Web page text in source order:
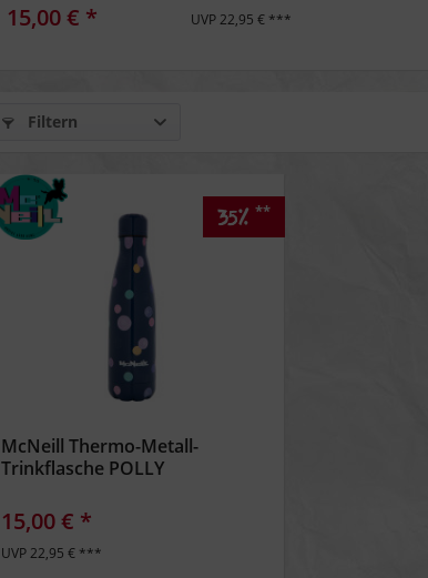
15,00 € * UVP 22,95 € ***
Filtern
35% **
McNeill Thermo-Metall-
Trinkflasche POLLY
15,00 € *
UVP 22,95 € ***